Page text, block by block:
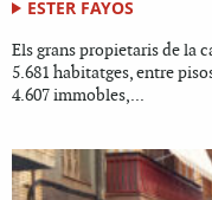
ESTER FAYOS
Els grans propietaris de la
5.681 habitatges, entre
4.607 immobles,...